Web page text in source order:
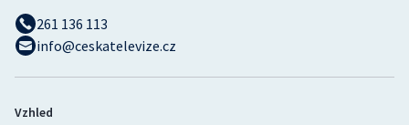
261 136 113
info@ceskatelevize.cz
Vzhled